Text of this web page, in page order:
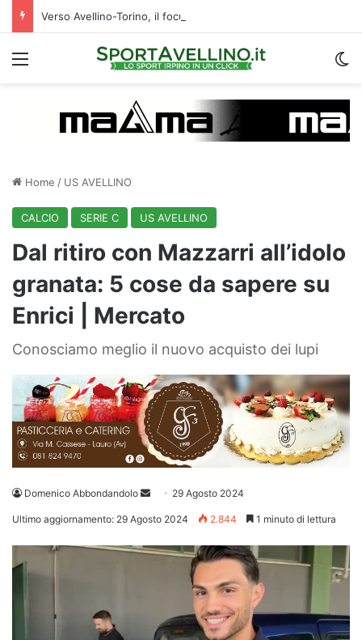
Verso Avellino-Torino, il focus sulla formazione granata
Menu
Home / US AVELLINO
CALCIO SERIE C US AVELLINO
Dal ritiro con Mazzarri all’idolo
granata: 5 cose da sapere su
Enrici | Mercato
Conosciamo meglio il nuovo acquisto dei lupi
Domenico Abbondandolo
Invia 29 Agosto 2024
Ultimo aggiornamento: 29 Agosto 2024 2.844 1 minuto di lettura